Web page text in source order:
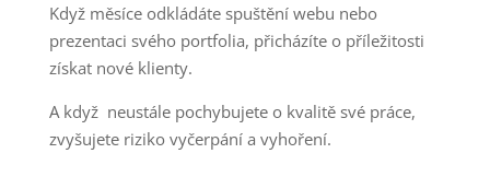
Když měsíce odkládáte spuštění webu nebo
prezentaci svého portfolia, přicházíte o příležitosti
získat nové klienty.
A když neustále pochybujete o kvalitě své práce,
zvyšujete riziko vyčerpání a vyhoření.